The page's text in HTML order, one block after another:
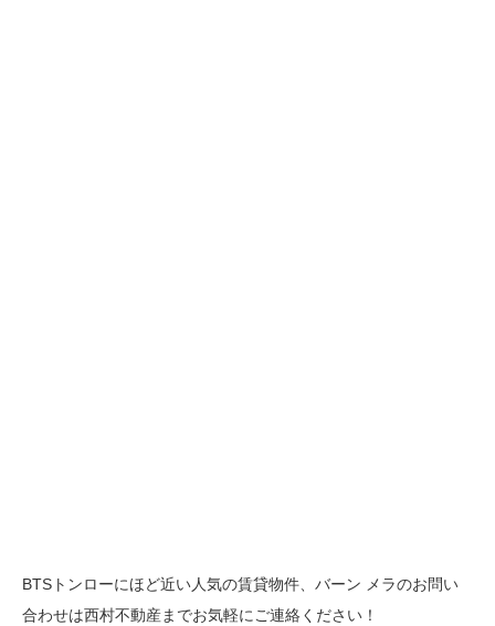
BTSトンローにほど近い人気の賃貸物件、バーン メラのお問い
合わせは西村不動産までお気軽にご連絡ください！